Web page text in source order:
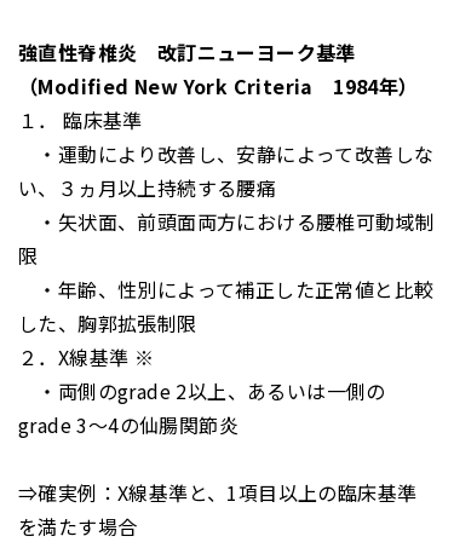
強直性脊椎炎 改訂ニューヨーク基準
（Modified New York Criteria 1984年）
１． 臨床基準
・運動により改善し、安静によって改善しな
い、３ヵ月以上持続する腰痛
・矢状面、前頭面両方における腰椎可動域制
限
・年齢、性別によって補正した正常値と比較
した、胸郭拡張制限
２．X線基準 ※
・両側のgrade 2以上、あるいは一側の
grade 3～4の仙腸関節炎
⇒確実例：X線基準と、1項目以上の臨床基準
を満たす場合